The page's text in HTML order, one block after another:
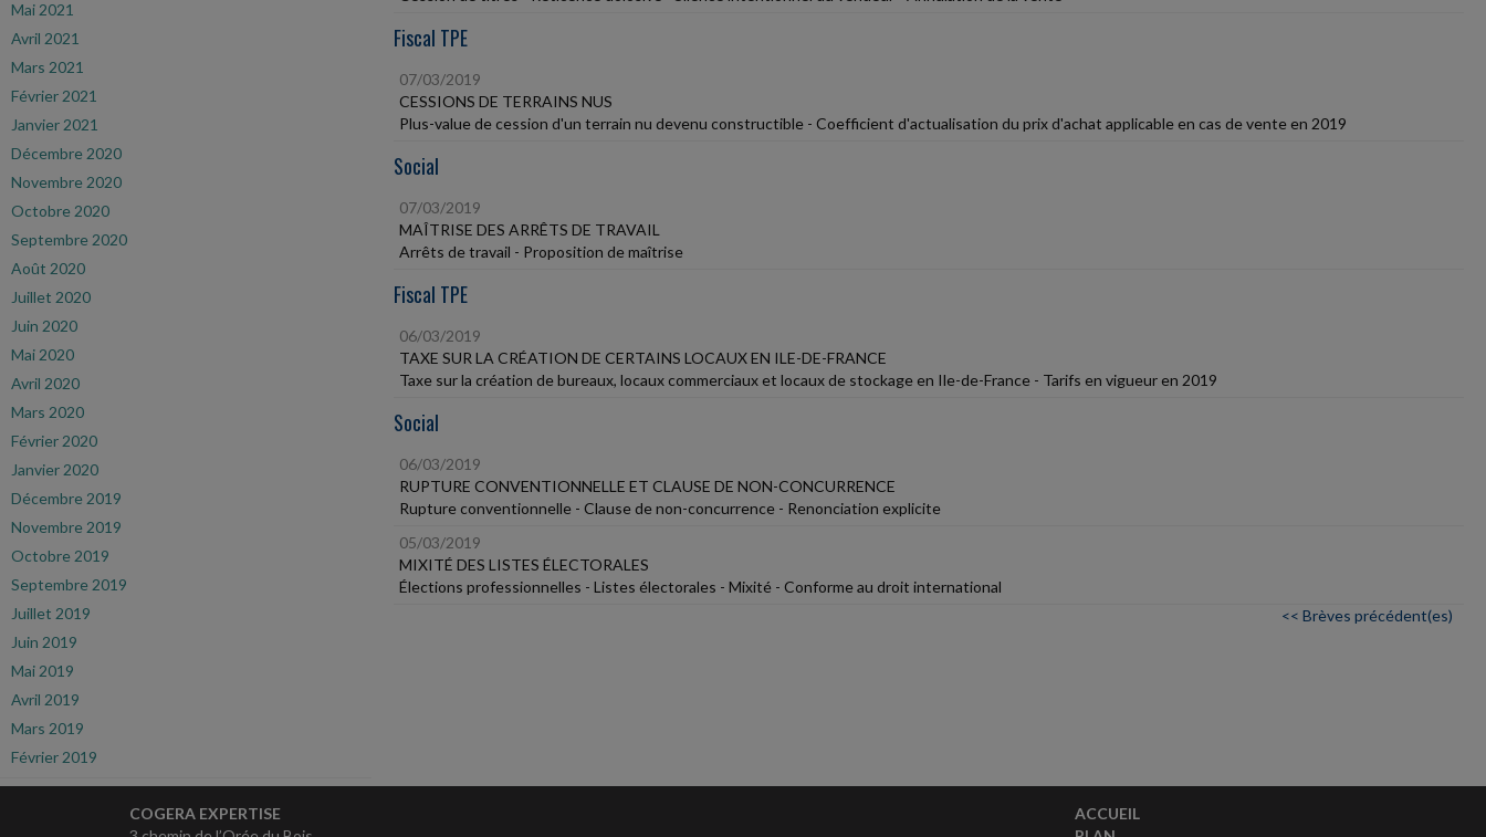
Mai 2021
Avril 2021
Mars 2021
Février 2021
Janvier 2021
Décembre 2020
Novembre 2020
Octobre 2020
Septembre 2020
Août 2020
Juillet 2020
Juin 2020
Mai 2020
Avril 2020
Mars 2020
Février 2020
Janvier 2020
Décembre 2019
Novembre 2019
Octobre 2019
Septembre 2019
Juillet 2019
Juin 2019
Mai 2019
Avril 2019
Mars 2019
Février 2019
Fiscal TPE
07/03/2019
CESSIONS DE TERRAINS NUS
Plus-value de cession d'un terrain nu devenu constructible - Coefficient d'actualisation du prix d'achat applicable en cas de vente en 2019
Social
07/03/2019
MAÎTRISE DES ARRÊTS DE TRAVAIL
Arrêts de travail - Proposition de maîtrise
Fiscal TPE
06/03/2019
TAXE SUR LA CRÉATION DE CERTAINS LOCAUX EN ILE-DE-FRANCE
Taxe sur la création de bureaux, locaux commerciaux et locaux de stockage en Ile-de-France - Tarifs en vigueur en 2019
Social
06/03/2019
RUPTURE CONVENTIONNELLE ET CLAUSE DE NON-CONCURRENCE
Rupture conventionnelle - Clause de non-concurrence - Renonciation explicite
05/03/2019
MIXITÉ DES LISTES ÉLECTORALES
Élections professionnelles - Listes électorales - Mixité - Conforme au droit international
<< Brèves précédent(es)
COGERA EXPERTISE
ACCUEIL